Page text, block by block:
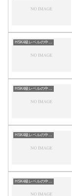
HSK4級レベルの中国語
HSK4級レベルの中国語
HSK4級レベルの中国語